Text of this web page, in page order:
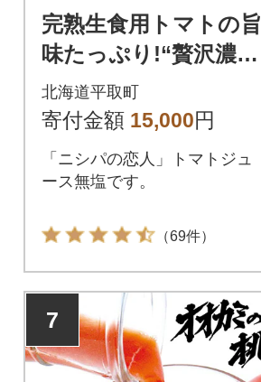
完熟生食用トマトの旨
味たっぷり!“贅沢濃
厚”「ニシパの恋人」
トマトジュース無
北海道平取町
寄付金額 15,000円
「ニシパの恋人」トマトジュ
ース無塩です。
（69件）
7